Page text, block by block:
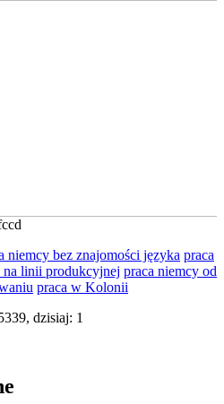
niemcy bez znajomości języka praca
na linii produkcyjnej praca niemcy od
praca w Kolonii
dzisiaj: 1